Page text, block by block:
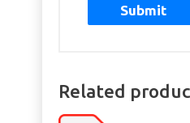
Related